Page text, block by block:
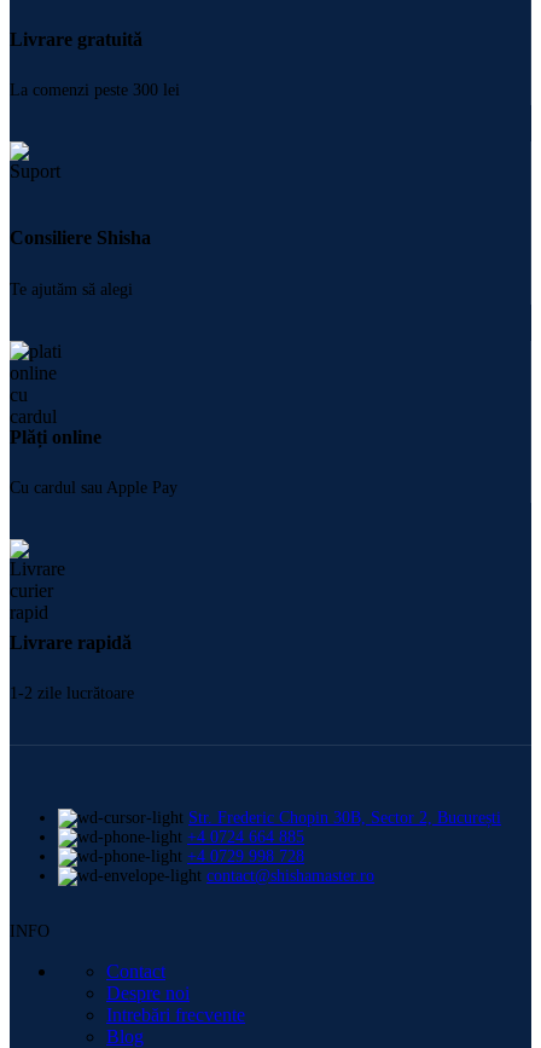
Livrare gratuită
La comenzi peste 300 lei
Consiliere Shisha
Te ajutăm să alegi
Plăți online
Cu cardul sau Apple Pay
Livrare rapidă
1-2 zile lucrătoare
Str. Frederic Chopin 30B, Sector 2, București
+4 0724 664 885
+4 0729 998 728
contact@shishamaster.ro
INFO
Contact
Despre noi
Intrebări frecvente
Blog